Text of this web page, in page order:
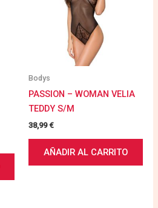
Bodys
PASSION – WOMAN VELIA
TEDDY S/M
38,99€
AÑADIR AL CARRITO